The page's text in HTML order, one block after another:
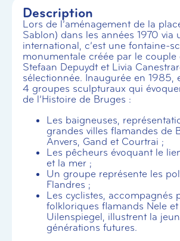
Description
Lors de l’aménagement de la
Sablon) dans les années 1970 via
international, c’est une fontaine-
monumentale créée par le couple
Stefaan Depuydt et Livia
sélectionnée. Inaugurée en 1985,
4 groupes sculpturaux qui
de l’Histoire de Bruges :
Les baigneuses,
grandes villes flamandes de
Anvers, Gand et Courtrai ;
Les pêcheurs évoquant le
et la mer ;
Un groupe représente les
Flandres ;
Les cyclistes, accompagnés
folkloriques flamands Nele et
Uilenspiegel, illustrent la
générations futures.